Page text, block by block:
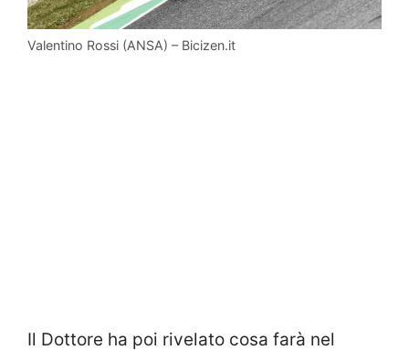
Valentino Rossi (ANSA) – Bicizen.it
Il Dottore ha poi rivelato cosa farà nel